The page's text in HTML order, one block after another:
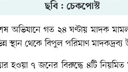
ছবি : চেকপোস্ট
অভিযানে গত ২৪ ঘণ্টায় মাদক
স্থান থেকে বিপুল পরিমাণ
হওয়া ৭ জনের বিরুদ্ধে ৪টি